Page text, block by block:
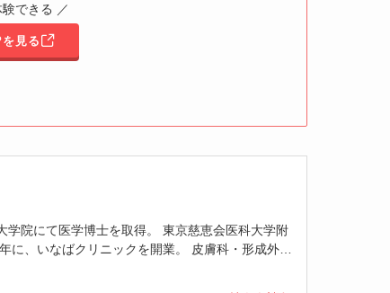
できる ／
見る
学院にて医学博士を取得。 東京慈恵会医科大学附
に、いなばクリニックを開業。 皮膚科・形成外科
患の総合的治療が専門。 皮膚科、美容皮膚科、
喉科、アレルギー科を主体とした総合アンチエ